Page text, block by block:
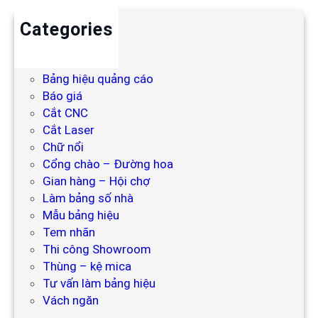
Categories
Bảng hiệu quảng cáo
Báo giá
Cắt CNC
Cắt Laser
Chữ nổi
Cổng chào – Đường hoa
Gian hàng – Hội chợ
Làm bảng số nhà
Mẫu bảng hiệu
Tem nhãn
Thi công Showroom
Thùng – kệ mica
Tư vấn làm bảng hiệu
Vách ngăn